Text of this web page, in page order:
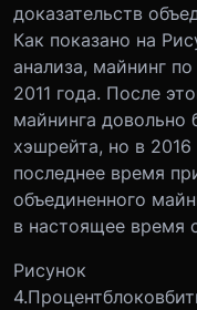
доказательств
Как показано на
анализа, майнинг
2011 года. После
майнинга довольно
хэшрейта, но в
последнее время
объединенного
в настоящее время
Рисунок
4.Процентблоков